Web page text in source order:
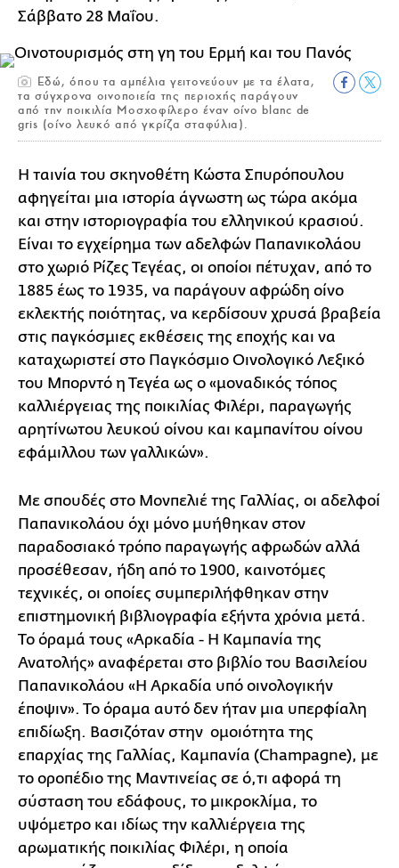
Σάββατο 28 Μαΐου.
Εδώ, όπου τα αμπέλια γειτονεύουν με τα έλατα,
τα σύγχρονα οινοποιεία της περιοχής παράγουν
από την ποικιλία Μοσχοφίλερο έναν οίνο blanc de
gris (οίνο λευκό από γκρίζα σταφύλια).
Η ταινία του σκηνοθέτη Κώστα Σπυρόπουλου
αφηγείται μια ιστορία άγνωστη ως τώρα ακόμα
και στην ιστοριογραφία του ελληνικού κρασιού.
Είναι το εγχείρημα των αδελφών Παπανικολάου
στο χωριό Ρίζες Τεγέας, οι οποίοι πέτυχαν, από το
1885 έως το 1935, να παράγουν αφρώδη οίνο
εκλεκτής ποιότητας, να κερδίσουν χρυσά βραβεία
στις παγκόσμιες εκθέσεις της εποχής και να
καταχωριστεί στο Παγκόσμιο Οινολογικό Λεξικό
του Μπορντό η Τεγέα ως ο «μοναδικός τόπος
καλλιέργειας της ποικιλίας Φιλέρι, παραγωγής
αρητίνωτου λευκού οίνου και καμπανίτου οίνου
εφάμιλλου των γαλλικών».
Με σπουδές στο Μονπελιέ της Γαλλίας, οι αδελφοί
Παπανικολάου όχι μόνο μυήθηκαν στον
παραδοσιακό τρόπο παραγωγής αφρωδών αλλά
προσέθεσαν, ήδη από το 1900, καινοτόμες
τεχνικές, οι οποίες συμπεριλήφθηκαν στην
επιστημονική βιβλιογραφία εξήντα χρόνια μετά.
Το όραμά τους «Αρκαδία - Η Καμπανία της
Ανατολής» αναφέρεται στο βιβλίο του Βασιλείου
Παπανικολάου «Η Αρκαδία υπό οινολογικήν
έποψιν». Το όραμα αυτό δεν ήταν μια υπερφίαλη
επιδίωξη. Βασιζόταν στην ομοιότητα της
επαρχίας της Γαλλίας, Καμπανία (Champagne), με
το οροπέδιο της Μαντινείας σε ό,τι αφορά τη
σύσταση του εδάφους, το μικροκλίμα, το
υψόμετρο και ιδίως την καλλιέργεια της
αρωματικής ποικιλίας Φιλέρι, η οποία